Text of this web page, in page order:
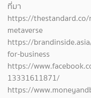
ที่มา
https://
metaverse
https://
for-business
https://
13331611871/
https://